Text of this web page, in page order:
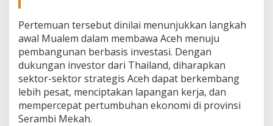
Pertemuan tersebut dinilai menunjukkan langkah
awal Mualem dalam membawa Aceh menuju
pembangunan berbasis investasi. Dengan
dukungan investor dari Thailand, diharapkan
sektor-sektor strategis Aceh dapat berkembang
lebih pesat, menciptakan lapangan kerja, dan
mempercepat pertumbuhan ekonomi di provinsi
Serambi Mekah.